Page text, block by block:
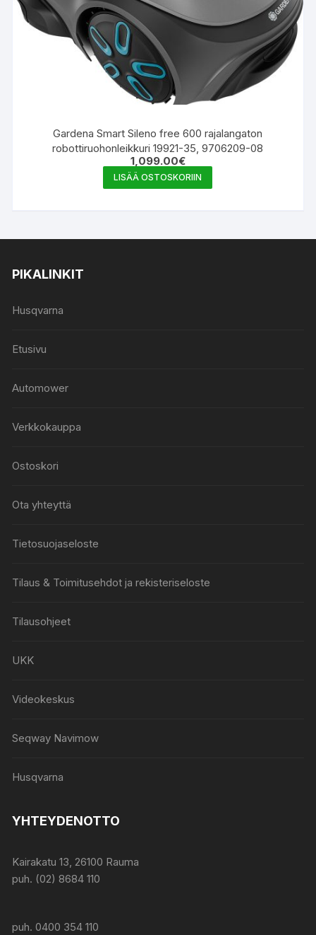
Gardena Smart Sileno free 600 rajalangaton
robottiruohonleikkuri 19921-35, 9706209-08
1,099.00€
LISÄÄ OSTOSKORIIN
PIKALINKIT
Husqvarna
Etusivu
Automower
Verkkokauppa
Ostoskori
Ota yhteyttä
Tietosuojaseloste
Tilaus & Toimitusehdot ja rekisteriseloste
Tilausohjeet
UKK
Videokeskus
Seqway Navimow
Husqvarna
YHTEYDENOTTO
Kairakatu 13, 26100 Rauma
puh. (02) 8684 110
puh. 0400 354 110